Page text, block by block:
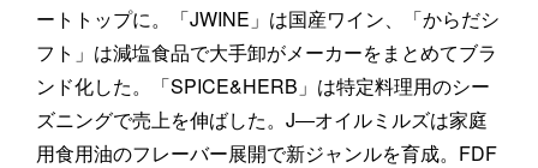
ートトップに。「JWINE」は国産ワイン、「からだシ
フト」は減塩食品で大手卸がメーカーをまとめてブラ
ンド化した。「SPICE&HERB」は特定料理用のシー
ズニングで売上を伸ばした。J―オイルミルズは家庭
用食用油のフレーバー展開で新ジャンルを育成。FDF